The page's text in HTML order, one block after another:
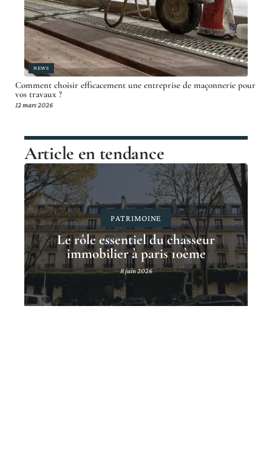
NEWS
Comment choisir efficacement une entreprise de maçonnerie pour
vos travaux ?
12 mars 2026
Article en tendance
PATRIMOINE
Le rôle essentiel du chasseur
immobilier à paris 10ème
8 juin 2026